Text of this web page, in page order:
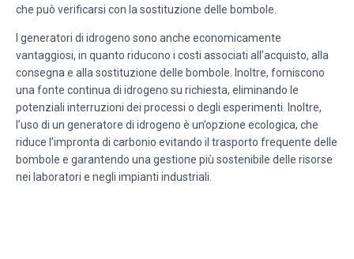
che può verificarsi con la sostituzione delle bombole.
I generatori di idrogeno sono anche economicamente
vantaggiosi, in quanto riducono i costi associati all’acquisto, alla
consegna e alla sostituzione delle bombole. Inoltre, forniscono
una fonte continua di idrogeno su richiesta, eliminando le
potenziali interruzioni dei processi o degli esperimenti. Inoltre,
l’uso di un generatore di idrogeno è un’opzione ecologica, che
riduce l’impronta di carbonio evitando il trasporto frequente delle
bombole e garantendo una gestione più sostenibile delle risorse
nei laboratori e negli impianti industriali.